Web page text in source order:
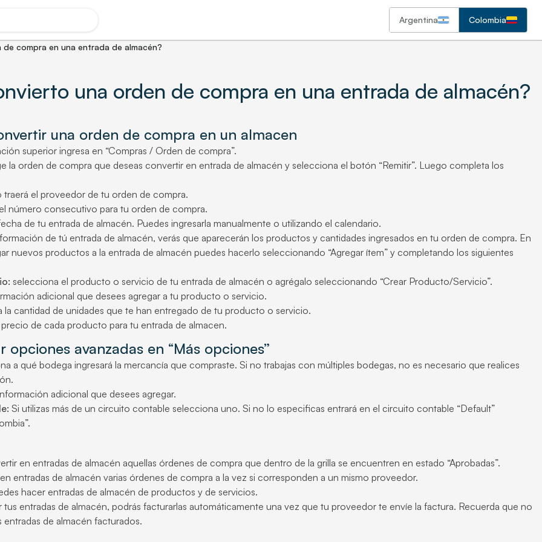
Argentina Colombia
compra en una entrada de almacén?
una orden de compra en una entrada de almacén?
una orden de compra en un almacen
superior ingresa en “Compras / Orden de compra”.
la orden de compra que deseas convertir en entrada de almacén y selecciona el botón “Remitir”. Luego completa los
traerá el proveedor de tu orden de compra.
número consecutivo para tu orden de compra.
de tu entrada de almacén. Puedes ingresarla manualmente o utilizando el calendario.
de tú entrada de almacén, verás que aparecerán los productos y cantidades ingresados en tu orden de compra. En
nuevos productos a la entrada de almacén puedes hacerlo seleccionando “Agregar ítem” y completando los siguientes
selecciona el producto o servicio de tu entrada de almacén o agrégalo seleccionando “Crear Producto/Servicio”.
adicional que desees agregar a tu producto o servicio.
la cantidad de unidades que te han entregado de tu producto o servicio.
de cada producto para tu entrada de almacen.
opciones avanzadas en “Más opciones”
a qué bodega ingresará la mercancía que compraste. Si no trabajas con múltiples bodegas, no es necesario que realices
adicional que desees agregar.
Si utilizas más de un circuito contable selecciona uno. Si no lo especificas entrará en el circuito contable “Default”
en entradas de almacén aquellas órdenes de compra que dentro de la grilla se encuentren en estado “Aprobadas”.
entradas de almacén varias órdenes de compra a la vez si corresponden a un mismo proveedor.
hacer entradas de almacén de productos y de servicios.
tus entradas de almacén, podrás facturarlas automáticamente una vez que tu proveedor te envíe la factura. Recuerda que no
entradas de almacén facturados.